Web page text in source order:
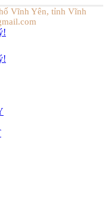
Vĩnh Yên, tỉnh Vĩnh